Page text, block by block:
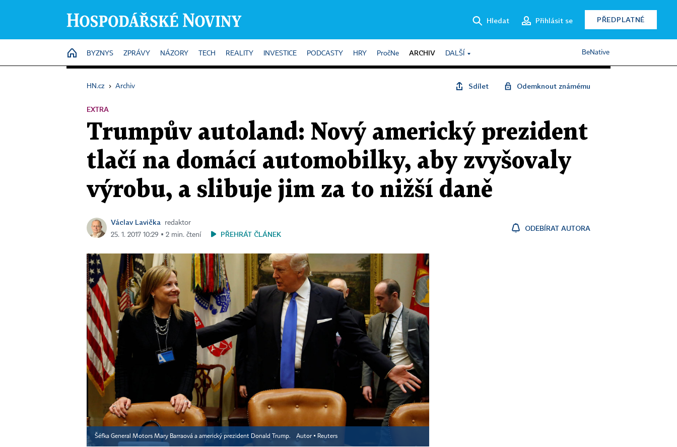
Hledat Přihlásit se PŘEDPLATNÉ
HOME
BYZNYS ZPRÁVY NÁZORY TECH REALITY INVESTICE PODCASTY HRY PročNe ARCHIV DALŠÍ BeNative
HN.cz › Archiv Sdílet Odemknout známému
EXTRA
Trumpův autoland: Nový americký prezident
tlačí na domácí automobilky, aby zvyšovaly
výrobu, a slibuje jim za to nižší daně
Václav Lavička
redaktor
25. 1. 2017 10:29 ▪ 2 min. čtení
PŘEHRÁT ČLÁNEK
ODEBÍRAT AUTORA
Šéfka General Motors Mary Barraová a americký prezident Donald Trump. Autor ▪ Reuters